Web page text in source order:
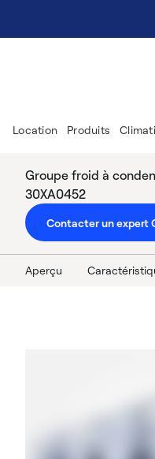
Location Produits
Groupe froid à
30XA0452
Contacter un expert
Aperçu